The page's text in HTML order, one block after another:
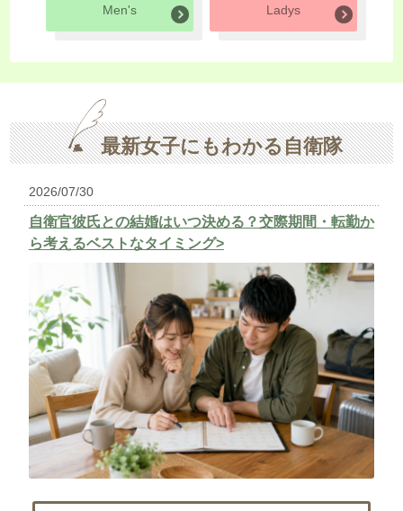
Men's Ladys
最新女子にもわかる自衛隊
2026/07/30
自衛官彼氏との結婚はいつ決める？交際期間・転勤か
ら考えるベストなタイミング>